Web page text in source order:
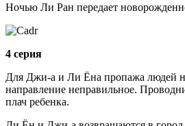
Ночью Ли Ран передает
4 серия
Для Джи-а и Ли Ёна пропажа людей
направление неправильное.
плач ребенка.